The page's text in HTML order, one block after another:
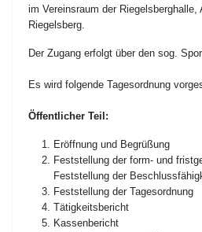
im Vereinsraum der
Riegelsberg.
Der Zugang erfolgt über den sog.
Es wird folgende Tagesordnung
Öffentlicher Teil:
Eröffnung und Begrüßung
Feststellung der form- und
Feststellung der
Feststellung der Tagesordnung
Tätigkeitsbericht
Kassenbericht